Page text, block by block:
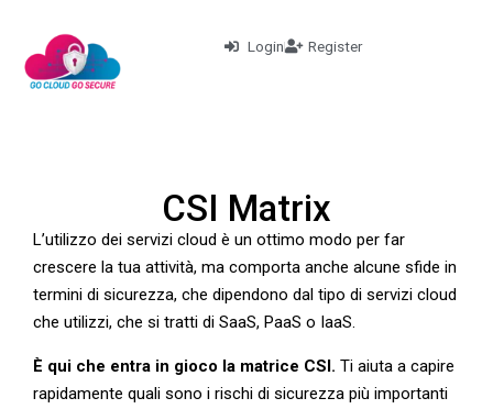
Login Register
CSI Matrix
L’utilizzo dei servizi cloud è un ottimo modo per far
crescere la tua attività, ma comporta anche alcune sfide in
termini di sicurezza, che dipendono dal tipo di servizi cloud
che utilizzi, che si tratti di SaaS, PaaS o IaaS.
È qui che entra in gioco la matrice CSI. Ti aiuta a capire
rapidamente quali sono i rischi di sicurezza più importanti